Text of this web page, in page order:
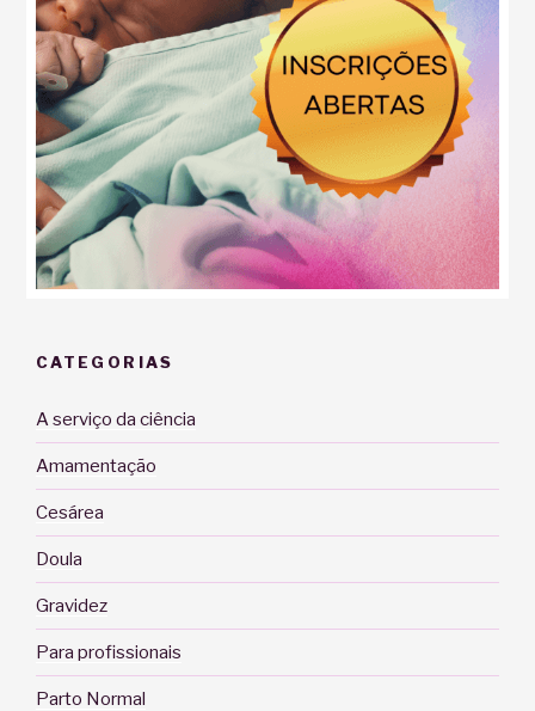
CATEGORIAS
A serviço da ciência
Amamentação
Cesárea
Doula
Gravidez
Para profissionais
Parto Normal